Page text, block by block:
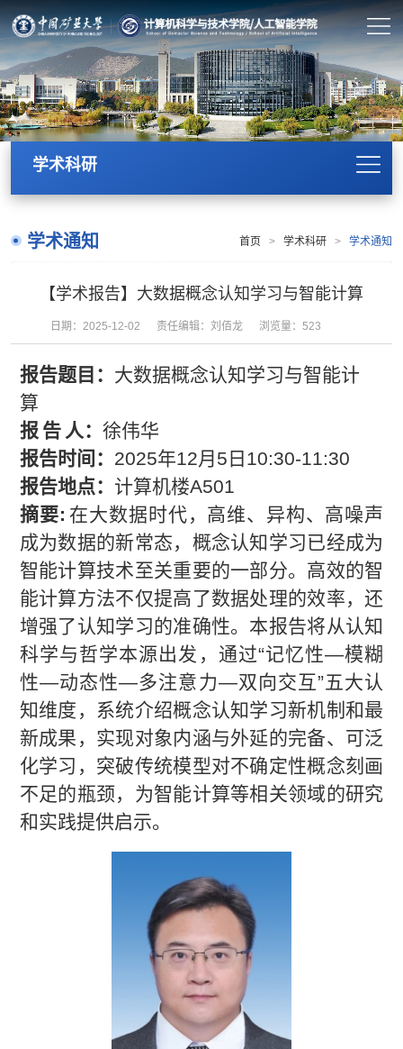
学术科研
学术通知 首页 > 学术科研 > 学术通知
【学术报告】大数据概念认知学习与智能计算
日期：2025-12-02 责任编辑：刘佰龙 浏览量： 523
报告题目： 大数据概念认知学习与智能计
算
报 告 人： 徐伟华
报告时间： 2025年12月 5 日 10:30-11:30
报告地点： 计算机楼A501
摘要: 在大数据时代，高维、异构、高噪声
成为数据的新常态，概念认知学习已经成为
智能计算技术至关重要的一部分。高效的智
能计算方法不仅提高了数据处理的效率，还
增强了认知学习的准确性。本报告将从认知
科学与哲学本源出发，通过“记忆性—模糊
性—动态性—多注意力—双向交互”五大认
知维度，系统介绍概念认知学习新机制和最
新成果，实现对象内涵与外延的完备、可泛
化学习，突破传统模型对不确定性概念刻画
不足的瓶颈，为智能计算等相关领域的研究
和实践提供启示。